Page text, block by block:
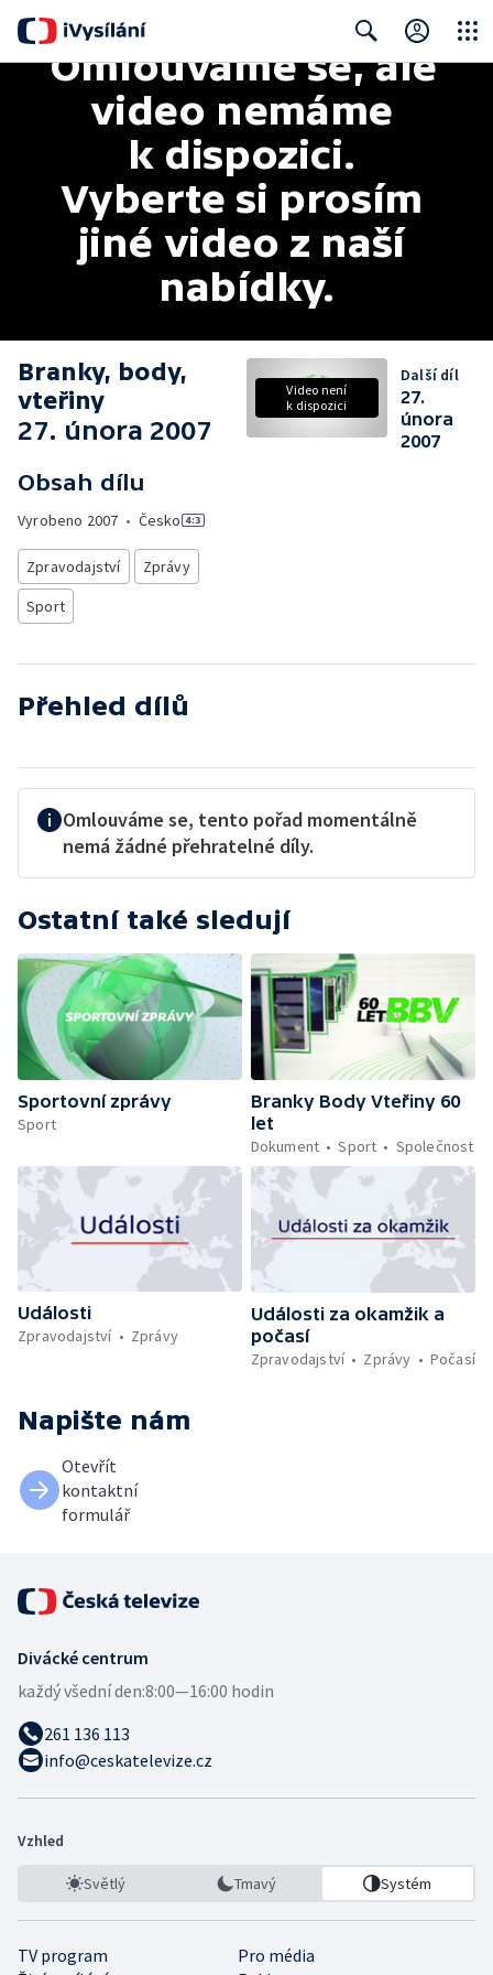
Search
Omlouváme se, ale
video nemáme
k dispozici.
Vyberte si prosím
jiné video z naší
nabídky.
Branky, body,
vteřiny
27. února 2007
Obsah dílu
Vyrobeno 2007 • Česko
Zpravodajství
Zprávy
Sport
Video není
k dispozici
Další díl
27.
února
2007
Přehled dílů
Omlouváme se, tento pořad momentálně
nemá žádné přehratelné díly.
Ostatní také sledují
Sportovní zprávy
Sport
Branky Body Vteřiny 60
let
Dokument
Sport Společnost
Události
Zpravodajství
Zprávy
Události za okamžik a
počasí
Zpravodajství
Zprávy Počasí
Napište nám
Otevřít
kontaktní
formulář
Divácké centrum
každý všední den:8:00—16:00 hodin
261 136 113
info@ceskatelevize.cz
Vzhled
Světlý Tmavý Systém
TV program
Pro média